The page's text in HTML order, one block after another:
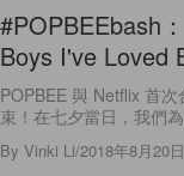
#POPBEEbash
Boys I've Loved
POPBEE 與 Netflix 首
束！在七夕當日，我們
By Vinki Li/2018年8月20日